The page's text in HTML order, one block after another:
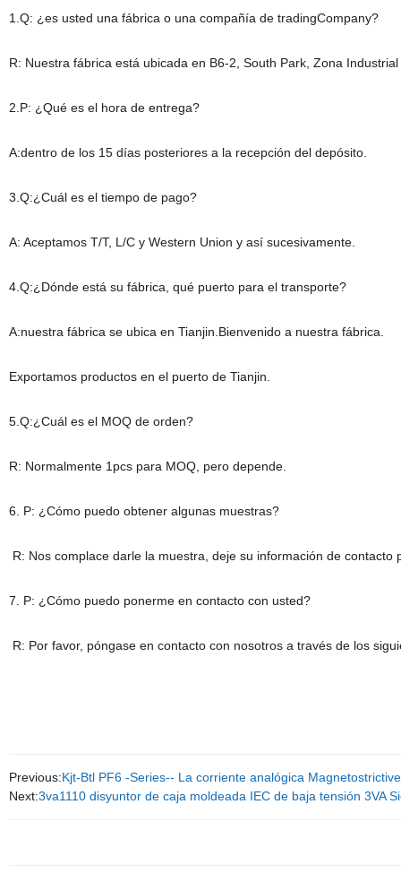
1.Q: ¿es usted una fábrica o una compañía de tradingCompany?
R: Nuestra fábrica está ubicada en B6-2, South Park, Zona
2.P: ¿Qué es el hora de entrega?
A:dentro de los 15 días posteriores a la recepción del depósito.
3.Q:¿Cuál es el tiempo de pago?
A: Aceptamos T/T, L/C y Western Union y así sucesivamente.
4.Q:¿Dónde está su fábrica, qué puerto para el transporte?
A:nuestra fábrica se ubica en Tianjin.Bienvenido a nuestra fábrica.
Exportamos productos en el puerto de Tianjin.
5.Q:¿Cuál es el MOQ de orden?
R: Normalmente 1pcs para MOQ, pero depende.
6. P: ¿Cómo puedo obtener algunas muestras?
R: Nos complace darle la muestra, deje su información de
7. P: ¿Cómo puedo ponerme en contacto con usted?
R: Por favor, póngase en contacto con nosotros a través de los
Previous:Kjt-Btl PF6 -Series-- La corriente analógica
Next:3va1110 disyuntor de caja moldeada IEC de baja tensión 3VA